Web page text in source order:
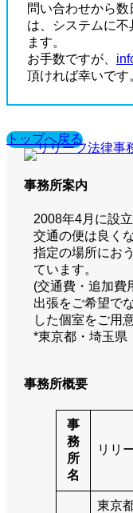
問い合わせから
は、システムに
ます。
お手数ですが、
頂ければ幸いです
トップへ戻る
事務所案内
2008年4月に設
交通の便は良く
指定の場所にお
ています。
(交通費・追加費
出張をご希望で
した個室をご用
*東京都・埼玉県
事務所概要
事
務
所
名
リリ
東京